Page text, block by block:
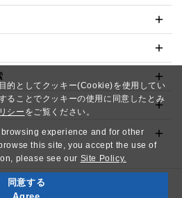
的としてクッキー(Cookie)を使用してい
ることでクッキーの使用に同意したとみ
シー をご覧ください。
experience and for other
this site, you accept the use of
please see our Site Policy.
同意する
CO.,LTD. All Rights Reserved.